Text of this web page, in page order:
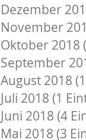
Dezember
November
Oktober 2018
September
August 2018
Juli 2018 (1
Juni 2018 (4
Mai 2018 (3